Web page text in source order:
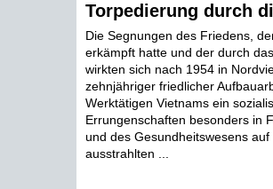
Torpedierung durch
Die Segnungen des Friedens,
erkämpft hatte und der durch
wirkten sich nach 1954 in
zehnjähriger friedlicher
Werktätigen Vietnams ein
Errungenschaften besonders in
und des Gesundheitswesens
ausstrahlten ...